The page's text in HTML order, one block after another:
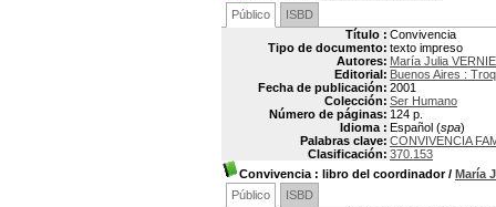
Público
ISBD
Título : Convivencia
Tipo de documento: texto impreso
Autores: María Julia
Editorial: Buenos Aires :
Fecha de publicación: 2001
Colección: Ser Humano
Número de páginas: 124 p.
Idioma : Español (spa)
Palabras clave: CONVIVENCIA
Clasificación: 370.153
Convivencia : libro del coordinador/ María
Público
ISBD